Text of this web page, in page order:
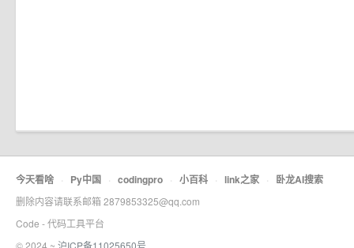
今天看啥 · Py中国 · codingpro · 小百科 · link之家 · 卧龙AI搜索
删除内容请联系邮箱 2879853325@qq.com
Code - 代码工具平台
© 2024 ~ 沪ICP备11025650号